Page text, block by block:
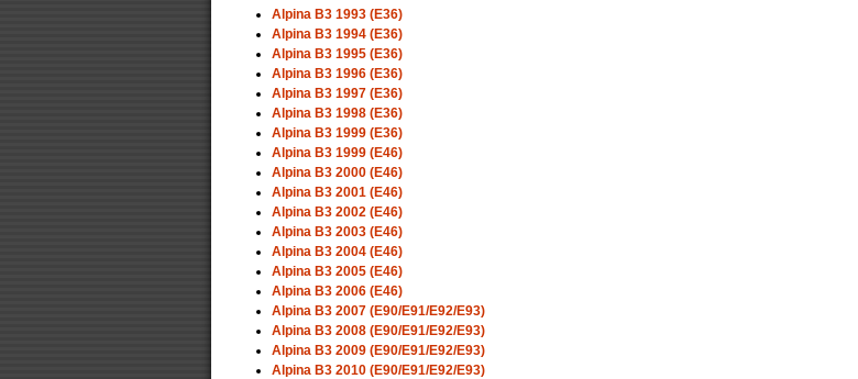
Alpina B3 1993 (E36)
Alpina B3 1994 (E36)
Alpina B3 1995 (E36)
Alpina B3 1996 (E36)
Alpina B3 1997 (E36)
Alpina B3 1998 (E36)
Alpina B3 1999 (E36)
Alpina B3 1999 (E46)
Alpina B3 2000 (E46)
Alpina B3 2001 (E46)
Alpina B3 2002 (E46)
Alpina B3 2003 (E46)
Alpina B3 2004 (E46)
Alpina B3 2005 (E46)
Alpina B3 2006 (E46)
Alpina B3 2007 (E90/E91/E92/E93)
Alpina B3 2008 (E90/E91/E92/E93)
Alpina B3 2009 (E90/E91/E92/E93)
Alpina B3 2010 (E90/E91/E92/E93)